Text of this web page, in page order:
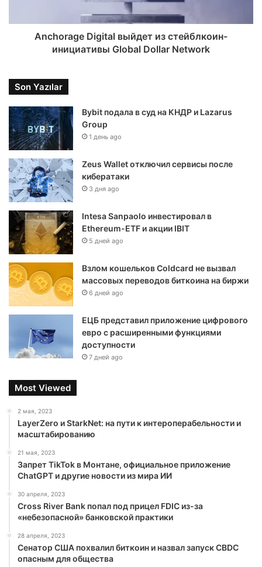
Anchorage Digital выйдет из стейблкоин-
инициативы Global Dollar Network
Son Yazılar
Bybit подала в суд на КНДР и Lazarus
Group
1 день ago
Zeus Wallet отключил сервисы после
кибератаки
3 дня ago
Intesa Sanpaolo инвестировал в
Ethereum-ETF и акции IBIT
5 дней ago
Взлом кошельков Coldcard не вызвал
массовых переводов биткоина на биржи
6 дней ago
ЕЦБ представил приложение цифрового
евро с расширенными функциями
доступности
7 дней ago
Most Viewed
2 мая, 2023
LayerZero и StarkNet: на пути к интероперабельности и
масштабированию
21 мая, 2023
Запрет TikTok в Монтане, официальное приложение
ChatGPT и другие новости из мира ИИ
30 апреля, 2023
Cross River Bank попал под прицел FDIC из-за
«небезопасной» банковской практики
28 апреля, 2023
Сенатор США похвалил биткоин и назвал запуск CBDC
опасным для общества